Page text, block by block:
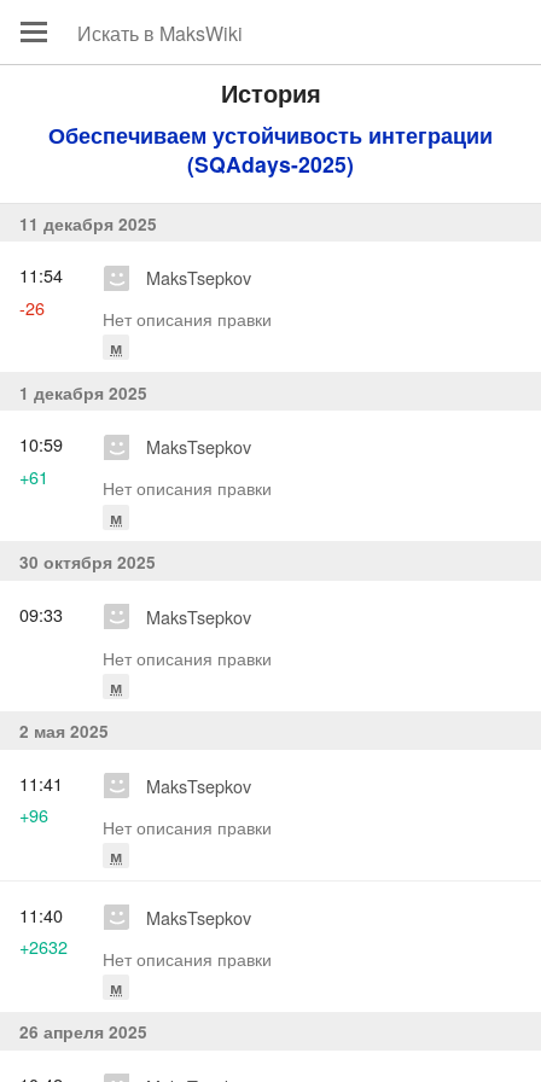
История
Обеспечиваем устойчивость интеграции
(SQAdays-2025)
11 декабря 2025
MaksTsepkov
Нет описания правки
м
11:54
-26
1 декабря 2025
MaksTsepkov
Нет описания правки
м
10:59
+61
30 октября 2025
MaksTsepkov
Нет описания правки
м
09:33
2 мая 2025
MaksTsepkov
Нет описания правки
м
11:41
+96
MaksTsepkov
Нет описания правки
м
11:40
+2632
26 апреля 2025